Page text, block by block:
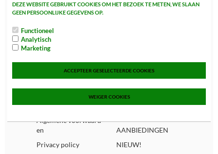
Snel navigeren
Home
Over ons
Spaarsysteem
Hoe bestel ik?
Events
Algemene voorwaard
en
Privacy policy
DRANKEN
SUPPLEMENTEN
AANBIEDINGEN
NIEUW!
DEZE WEBSITE GEBRUIKT COOKIES OM HET BEZOEK TE METEN, WE SLAAN
GEEN PERSOONLIJKE GEGEVENS OP.
Functioneel
Analytisch
Marketing
ACCEPTEER GESELECTEERDE COOKIES
WEIGER COOKIES